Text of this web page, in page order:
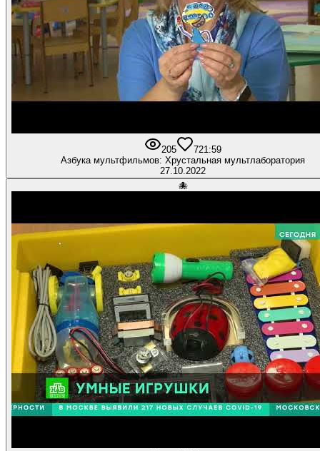
205 721:59
Азбука мультфильмов: Хрустальная мультлаборатория
27.10.2022
🐙